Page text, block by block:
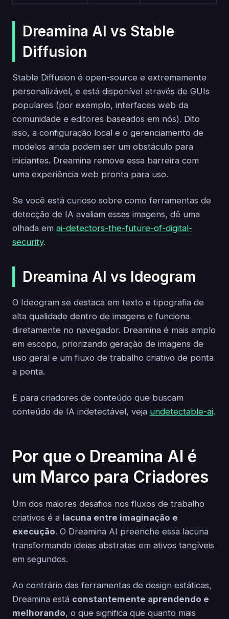
Dreamina AI vs Stable
Diffusion
Stable Diffusion é open-source e extremamente
personalizável, e está disponível através de GUIs
populares (por exemplo, interfaces web da
comunidade e editores baseados em nós). Dito
isso, a configuração local e o gerenciamento de
modelos ainda podem ser um obstáculo para
iniciantes. Dreamina remove essa barreira com
uma experiência web pronta para uso.
Se você está curioso sobre como ferramentas de
detecção de IA avaliam essas imagens, dê uma
olhada em ai-detectors-the-future-of-digital-
security.
Dreamina AI vs Ideogram
O Ideogram se destaca em texto e tipografia de
alta qualidade dentro de imagens e funciona
diretamente no navegador. Dreamina é mais amplo
em escopo, priorizando geração de imagens de
uso geral e um fluxo de trabalho criativo de ponta
a ponta.
E para criadores de conteúdo que buscam
conteúdo de IA indetectável, veja undetectable-ai.
Por que o Dreamina AI é
um Marco para Criadores
Um dos maiores desafios nos fluxos de trabalho
criativos é a lacuna entre imaginação e
execução. O Dreamina AI preenche essa lacuna
transformando ideias abstratas em ativos tangíveis
em segundos.
Ao contrário das ferramentas de design estáticas,
Dreamina está constantemente aprendendo e
melhorando, o que significa que quanto mais